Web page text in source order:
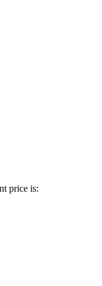
price is: